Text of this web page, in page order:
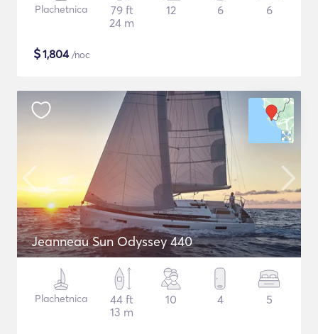
Plachetnica
79 ft
24 m
12 6 6
$1,804/noc
Jeanneau Sun Odyssey 440
Plachetnica
44 ft
13 m
10 4 5